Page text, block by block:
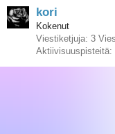
kori
Kokenut
Viestiketjuja 3
Aktiivisuuspisteitä